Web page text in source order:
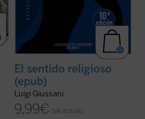
El sentido religioso
(epub)
Luigi Giussani
9,99€ IVA incluido